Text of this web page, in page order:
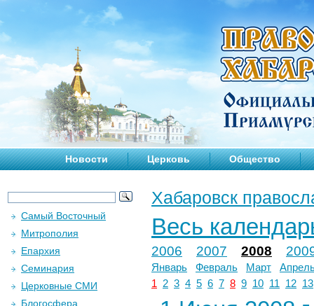
Новости Церковь Общество
Хабаровск
Весь
2006 2007 2008
Январь Февраль Март
1
2 3 4 5 6 7 8 9 10 11 12 13
Самый Восточный
Митрополия
Епархия
Семинария
Церковные СМИ
Блогосфера